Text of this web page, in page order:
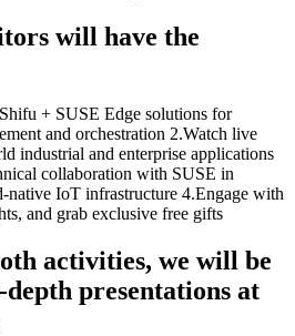
will have the
+ SUSE Edge solutions for
and orchestration 2.Watch live
industrial and enterprise applications
collaboration with SUSE in
IoT infrastructure 4.Engage with
and grab exclusive free gifts
activities, we will be
presentations at